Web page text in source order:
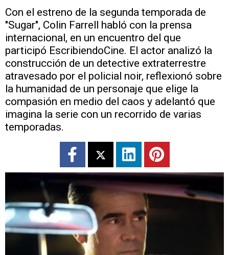
Con el estreno de la segunda temporada de
"Sugar", Colin Farrell habló con la prensa
internacional, en un encuentro del que
participó EscribiendoCine. El actor analizó la
construcción de un detective extraterrestre
atravesado por el policial noir, reflexionó sobre
la humanidad de un personaje que elige la
compasión en medio del caos y adelantó que
imagina la serie con un recorrido de varias
temporadas.